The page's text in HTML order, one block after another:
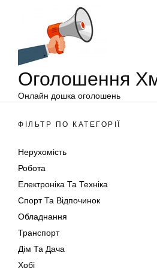
Оголошення
Онлайн дошка оголошень
ФІЛЬТР ПО КАТЕГОРІЇ
Нерухомість
Робота
Електроніка Та Техніка
Спорт Та Відпочинок
Обладнання
Транспорт
Дім Та Дача
Хобі